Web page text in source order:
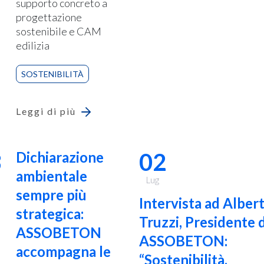
supporto concreto a
progettazione
sostenibile e CAM
edilizia
SOSTENIBILITÀ
Leggi di più
Dichiarazione
ambientale
sempre più
strategica:
ASSOBETON
accompagna le
02
Lug
Intervista ad
Truzzi, Presidente
ASSOBETON:
“Sostenibilità,